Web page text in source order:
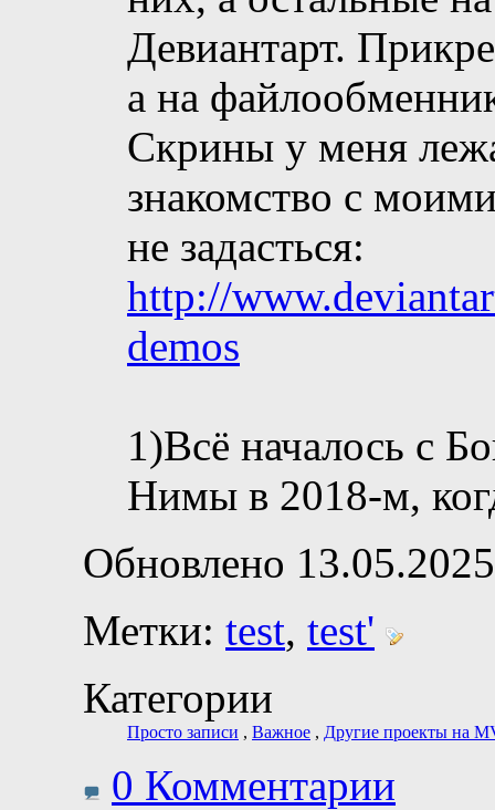
Девиантарт.
а на
Скрины у меня
знакомство с
не задасться:
http://
demos
1)Всё началось с
Нимы в 2018-м,
Обновлено
Метки: test, test'
Категории
Просто записи , Важное , Другие проекты на
0 Комментарии